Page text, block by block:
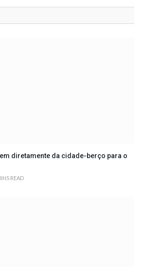
diretamente da cidade-berço para o
READ